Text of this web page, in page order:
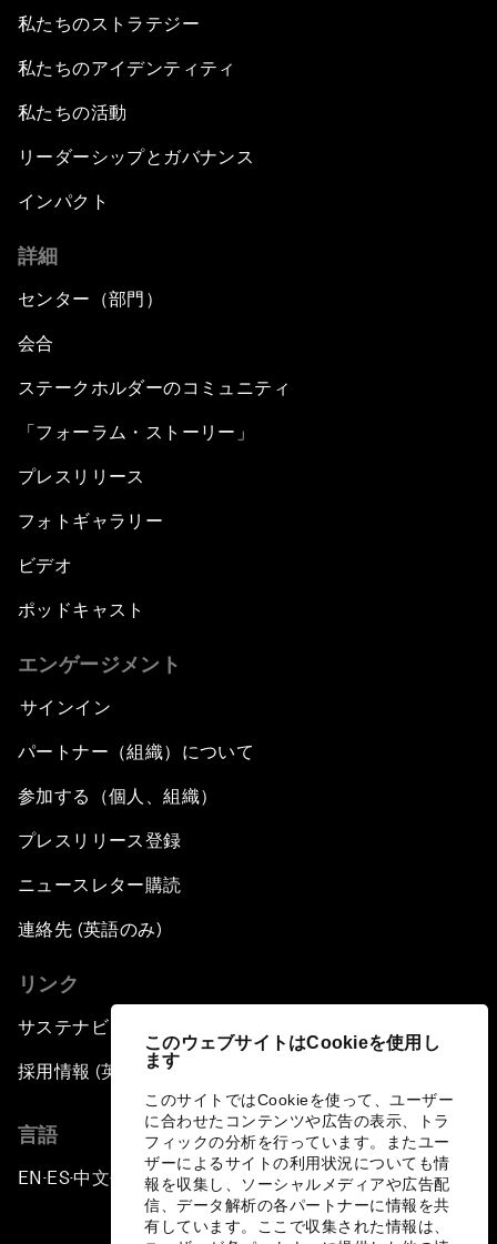
このウェブサイトはCookieを使用し
ます
このサイトではCookieを使って、ユーザー
に合わせたコンテンツや広告の表示、トラ
フィックの分析を行っています。またユー
ザーによるサイトの利用状況についても情
報を収集し、ソーシャルメディアや広告配
信、データ解析の各パートナーに情報を共
有しています。ここで収集された情報は、
私たちのストラテジー
私たちのアイデンティティ
私たちの活動
リーダーシップとガバナンス
インパクト
詳細
センター（部門）
会合
ステークホルダーのコミュニティ
「フォーラム・ストーリー」
プレスリリース
フォトギャラリー
ビデオ
ポッドキャスト
エンゲージメント
サインイン
パートナー（組織）について
参加する（個人、組織）
プレスリリース登録
ニュースレター購読
連絡先 (英語のみ)
リンク
サステナビリティへの取り組み
採用情報 (英語のみ)
言語
EN ▪ ES▪中文▪ 日本語